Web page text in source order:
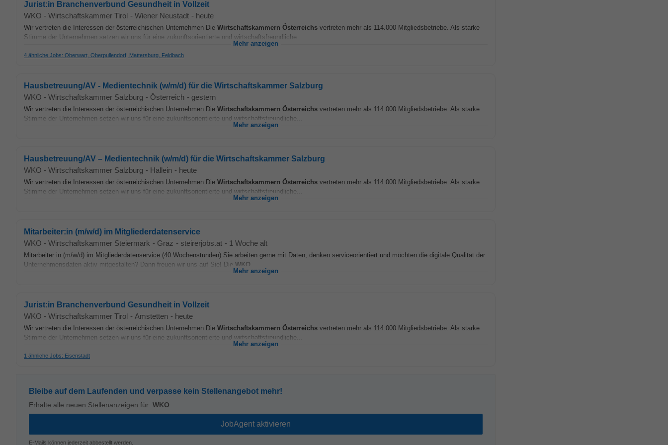
Jurist:in Branchenverbund Gesundheit in Vollzeit
WKO - Wirtschaftskammer Tirol - Wiener Neustadt - heute
Wir vertreten die Interessen der österreichischen Unternehmen Die Wirtschaftskammern Österreichs vertreten mehr als 114.000 Mitgliedsbetriebe. Als starke
Stimme der Unternehmen setzen wir uns für eine zukunftsorientierte und wirtschaftsfreundliche...
Mehr anzeigen
4 ähnliche Jobs: Oberwart, Oberpullendorf, Mattersburg, Feldbach
Hausbetreuung/AV - Medientechnik (w/m/d) für die Wirtschaftskammer Salzburg
WKO - Wirtschaftskammer Salzburg - Österreich - gestern
Wir vertreten die Interessen der österreichischen Unternehmen Die Wirtschaftskammern Österreichs vertreten mehr als 114.000 Mitgliedsbetriebe. Als starke
Stimme der Unternehmen setzen wir uns für eine zukunftsorientierte und wirtschaftsfreundliche...
Mehr anzeigen
Hausbetreuung/AV – Medientechnik (w/m/d) für die Wirtschaftskammer Salzburg
WKO - Wirtschaftskammer Salzburg - Hallein - heute
Wir vertreten die Interessen der österreichischen Unternehmen Die Wirtschaftskammern Österreichs vertreten mehr als 114.000 Mitgliedsbetriebe. Als starke
Stimme der Unternehmen setzen wir uns für eine zukunftsorientierte und wirtschaftsfreundliche...
Mehr anzeigen
Mitarbeiter:in (m/w/d) im Mitgliederdatenservice
WKO - Wirtschaftskammer Steiermark - Graz - steirerjobs.at - 1 Woche alt
Mitarbeiter:in (m/w/d) im Mitgliederdatenservice (40 Wochenstunden) Sie arbeiten gerne mit Daten, denken serviceorientiert und möchten die digitale Qualität der
Unternehmensdaten aktiv mitgestalten? Dann freuen wir uns auf Sie! Die WKO
Mehr anzeigen
Jurist:in Branchenverbund Gesundheit in Vollzeit
WKO - Wirtschaftskammer Tirol - Amstetten - heute
Wir vertreten die Interessen der österreichischen Unternehmen Die Wirtschaftskammern Österreichs vertreten mehr als 114.000 Mitgliedsbetriebe. Als starke
Stimme der Unternehmen setzen wir uns für eine zukunftsorientierte und wirtschaftsfreundliche...
Mehr anzeigen
1 ähnliche Jobs: Eisenstadt
Bleibe auf dem Laufenden und verpasse kein Stellenangebot mehr!
Erhalte alle neuen Stellenanzeigen für: WKO
E-Mails können jederzeit abbestellt werden.